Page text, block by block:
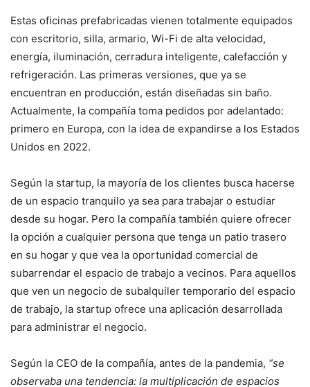
Estas oficinas prefabricadas vienen totalmente equipados
con escritorio, silla, armario, Wi-Fi de alta velocidad,
energía, iluminación, cerradura inteligente, calefacción y
refrigeración. Las primeras versiones, que ya se
encuentran en producción, están diseñadas sin baño.
Actualmente, la compañía toma pedidos por adelantado:
primero en Europa, con la idea de expandirse a los Estados
Unidos en 2022.
Según la startup, la mayoría de los clientes busca hacerse
de un espacio tranquilo ya sea para trabajar o estudiar
desde su hogar. Pero la compañía también quiere ofrecer
la opción a cualquier persona que tenga un patio trasero
en su hogar y que vea la oportunidad comercial de
subarrendar el espacio de trabajo a vecinos. Para aquellos
que ven un negocio de subalquiler temporario del espacio
de trabajo, la startup ofrece una aplicación desarrollada
para administrar el negocio.
Según la CEO de la compañía, antes de la pandemia, “se
observaba una tendencia: la multiplicación de espacios